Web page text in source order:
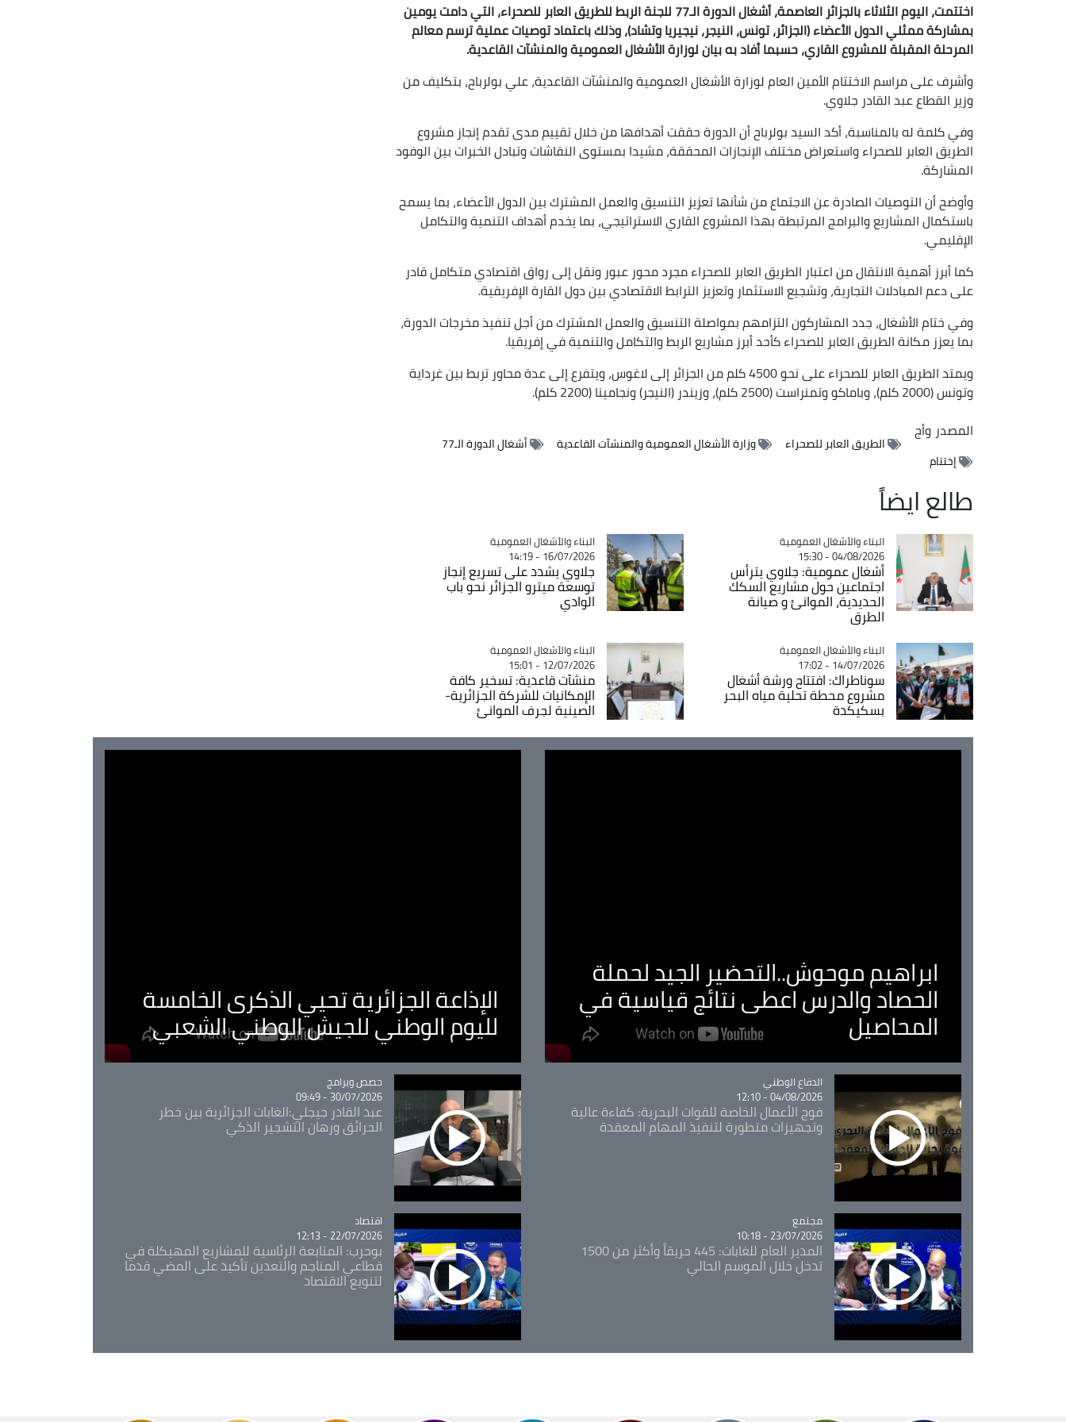
اختتمت، اليوم الثلاثاء بالجزائر العاصمة، أشغال الدورة الـ77 للجنة الربط للطريق العابر للصحراء، التي دامت يومين
بمشاركة ممثلي الدول الأعضاء (الجزائر، تونس، النيجر، نيجيريا وتشاد)، وذلك باعتماد توصيات عملية ترسم معالم
المرحلة المقبلة للمشروع القاري، حسبما أفاد به بيان لوزارة الأشغال العمومية والمنشآت القاعدية.
وأشرف على مراسم الاختتام الأمين العام لوزارة الأشغال العمومية والمنشآت القاعدية، علي بولرباح، بتكليف من
وزير القطاع عبد القادر جلاوي.
وفي كلمة له بالمناسبة، أكد السيد بولرباح أن الدورة حققت أهدافها من خلال تقييم مدى تقدم إنجاز مشروع
الطريق العابر للصحراء واستعراض مختلف الإنجازات المحققة، مشيدا بمستوى النقاشات وتبادل الخبرات بين الوفود
المشاركة.
وأوضح أن التوصيات الصادرة عن الاجتماع من شأنها تعزيز التنسيق والعمل المشترك بين الدول الأعضاء، بما يسمح
باستكمال المشاريع والبرامج المرتبطة بهذا المشروع القاري الاستراتيجي، بما يخدم أهداف التنمية والتكامل
الإقليمي.
كما أبرز أهمية الانتقال من اعتبار الطريق العابر للصحراء مجرد محور عبور ونقل إلى رواق اقتصادي متكامل قادر
على دعم المبادلات التجارية، وتشجيع الاستثمار وتعزيز الترابط الاقتصادي بين دول القارة الإفريقية.
وفي ختام الأشغال، جدد المشاركون التزامهم بمواصلة التنسيق والعمل المشترك من أجل تنفيذ مخرجات الدورة،
بما يعزز مكانة الطريق العابر للصحراء كأحد أبرز مشاريع الربط والتكامل والتنمية في إفريقيا.
ويمتد الطريق العابر للصحراء على نحو 4500 كلم من الجزائر إلى لاغوس، ويتفرع إلى عدة محاور تربط بين غرداية
وتونس (2000 كلم)، وباماكو وتمنراست (2500 كلم)، وزيندر (النيجر) ونجامينا (2200 كلم).
المصدر وأج
الطريق العابر للصحراء وزارة الأشغال العمومية والمنشآت القاعدية
أشغال الدورة الـ77
إختتام
طالع ايضاً
Catégorie
البناء والأشغال العمومية
04/08/2026 - 15:30
أشغال عمومية: جلاوي يترأس
اجتماعين حول مشاريع السكك
الحديدية، الموانئ و صيانة
الطرق
Catégorie
البناء والأشغال العمومية
16/07/2026 - 14:19
جلاوي يشدد على تسريع إنجاز
توسعة ميترو الجزائر نحو باب
الوادي
Catégorie
البناء والأشغال العمومية
14/07/2026 - 17:02
سوناطراك: افتتاح ورشة أشغال
مشروع محطة تحلية مياه البحر
بسكيكدة
Catégorie
البناء والأشغال العمومية
12/07/2026 - 15:01
منشآت قاعدية: تسخير كافة
الإمكانيات للشركة الجزائرية-
الصينية لجرف الموانئ
ابراهيم موحوش..التحضير الجيد لحملة
الحصاد والدرس اعطى نتائج قياسية في
المحاصيل
الإذاعة الجزائرية تحيي الذكرى الخامسة
لليوم الوطني للجيش الوطني الشعبي
Catégorie
الدفاع الوطني
04/08/2026 - 12:10
فوج الأعمال الخاصة للقوات البحرية: كفاءة عالية
وتجهيزات متطورة لتنفيذ المهام المعقدة
Catégorie
حصص وبرامج
30/07/2026 - 09:49
عبد القادر جيجلي:الغابات الجزائرية بين خطر
الحرائق ورهان التشجير الذكي
Catégorie
مجتمع
23/07/2026 - 10:18
المدير العام للغابات: 445 حريقاً وأكثر من 1500
تدخل خلال الموسم الحالي
Catégorie
اقتصاد
22/07/2026 - 12:13
بوحرب: المتابعة الرئاسية للمشاريع المهيكلة في
قطاعي المناجم والتعدين تأكيد على المضي قدما
لتنويع الاقتصاد